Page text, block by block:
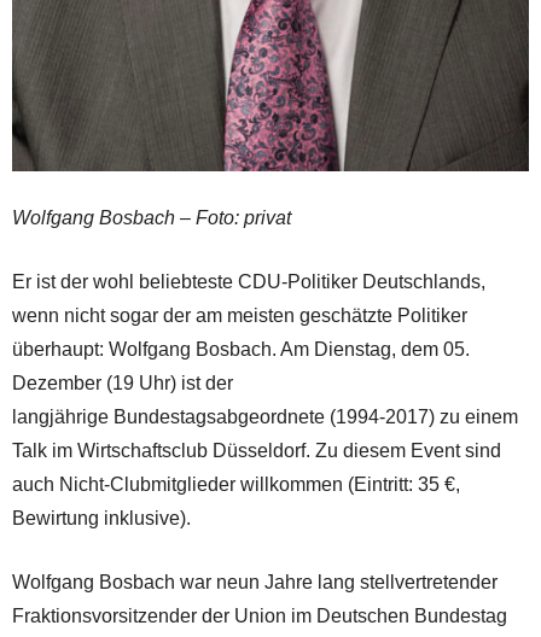
Wolfgang Bosbach – Foto: privat
Er ist der wohl beliebteste CDU-Politiker Deutschlands,
wenn nicht sogar der am meisten geschätzte Politiker
überhaupt: Wolfgang Bosbach. Am Dienstag, dem 05.
Dezember (19 Uhr) ist der
langjährige Bundestagsabgeordnete (1994-2017) zu einem
Talk im Wirtschaftsclub Düsseldorf. Zu diesem Event sind
auch Nicht-Clubmitglieder willkommen (Eintritt: 35 €,
Bewirtung inklusive).
Wolfgang Bosbach war neun Jahre lang stellvertretender
Fraktionsvorsitzender der Union im Deutschen Bundestag